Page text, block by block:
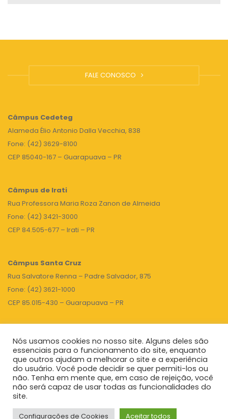
FALE CONOSCO
Câmpus Cedeteg
Alameda Élio Antonio Dalla Vecchia, 838
Fone: (42) 3629-8100
CEP 85040-167 – Guarapuava – PR
Câmpus de Irati
Rua Professora Maria Roza Zanon de Almeida
Fone: (42) 3421-3000
CEP 84.505-677 – Irati – PR
Câmpus Santa Cruz
Rua Salvatore Renna – Padre Salvador, 875
Fone: (42) 3621-1000
CEP 85.015-430 – Guarapuava – PR
TOPO
Unicentro |Governo do Paraná|Seti| Agenda do Reitor
Nós usamos cookies no nosso site. Alguns deles são
essenciais para o funcionamento do site, enquanto
que outros ajudam a melhorar o site e a experiência
do usuário. Você pode decidir se quer permiti-los ou
não. Tenha em mente que, em caso de rejeição, você
não será capaz de usar todas as funcionalidades do
site.
Configurações de Cookies Aceitar todos